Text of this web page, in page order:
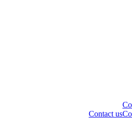
Contact us